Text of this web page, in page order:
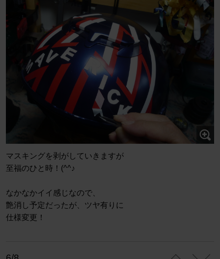
マスキングを剥がしていきますが
至福のひと時！(^^♪
なかなかイイ感じなので、
艶消し予定だったが、ツヤ有りに
仕様変更！